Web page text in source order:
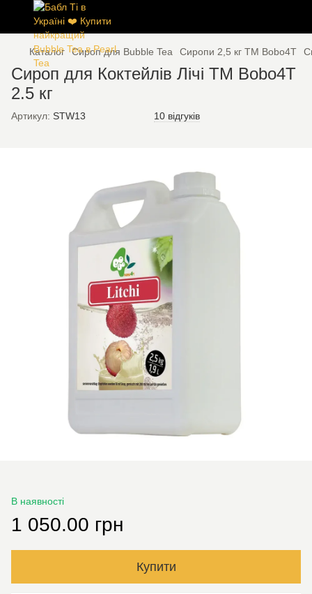
Каталог Сироп для Bubble Tea Сиропи 2,5 кг ТМ Bobo4T
Сироп для Коктейлів Лічі TM Bobo4T
2.5 кг
Артикул: STW13 10 відгуків
В наявності
1 050.00 грн
Купити